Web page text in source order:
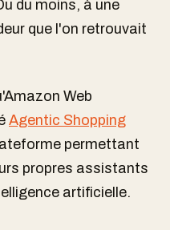
du moins, à une
que l'on retrouvait
Web
Agentic Shopping
permettant
propres assistants
artificielle.